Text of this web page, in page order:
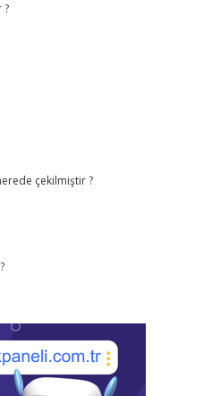
?
çekilmiştir ?